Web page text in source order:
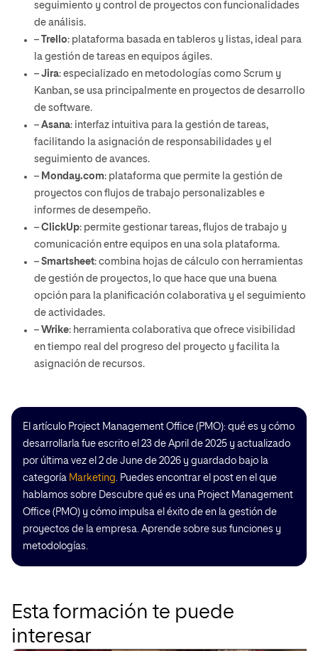
seguimiento y control de proyectos con funcionalidades
de análisis.
–
Trello: plataforma basada en tableros y listas, ideal para
la gestión de tareas en equipos ágiles.
– Jira: especializado en metodologías como Scrum y
Kanban, se usa principalmente en proyectos de desarrollo
de software.
– Asana: interfaz intuitiva para la gestión de tareas,
facilitando la asignación de responsabilidades y el
seguimiento de avances.
– Monday.com: plataforma que permite la gestión de
proyectos con flujos de trabajo personalizables e
informes de desempeño.
– ClickUp: permite gestionar tareas, flujos de trabajo y
comunicación entre equipos en una sola plataforma.
– Smartsheet: combina hojas de cálculo con herramientas
de gestión de proyectos, lo que hace que una buena
opción para la planificación colaborativa y el seguimiento
de actividades.
– Wrike: herramienta colaborativa que ofrece visibilidad
en tiempo real del progreso del proyecto y facilita la
asignación de recursos.
El artículo Project Management Office (PMO): qué es y cómo
desarrollarla fue escrito el 23 de April de 2025 y actualizado
por última vez el 2 de June de 2026 y guardado bajo la
categoría Marketing. Puedes encontrar el post en el que
hablamos sobre Descubre qué es una Project Management
Office (PMO) y cómo impulsa el éxito de en la gestión de
proyectos de la empresa. Aprende sobre sus funciones y
metodologías.
Esta formación te puede
interesar